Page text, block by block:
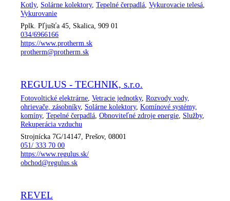
Kotly, Solárne kolektory, Tepelné čerpadlá Vykurovacie telesá
Vykurovanie
Pplk. Pľjušťa 45, Skalica, 909 01
034/6966166
https://www.protherm.sk
protherm@protherm.sk
REGULUS - TECHNIK, s.r.o.
Fotovoltické elektrárne Vetracie jednotky, Rozvody vody,
ohrievače, zásobníky, Solárne kolektory, Komínové systémy,
komíny, Tepelné čerpadlá Obnoviteľné zdroje energie Služby,
Rekuperácia vzduchu
Strojnícka 7G/14147, Prešov, 08001
051/ 333 70 00
https://www.regulus.sk/
obchod@regulus.sk
REVEL